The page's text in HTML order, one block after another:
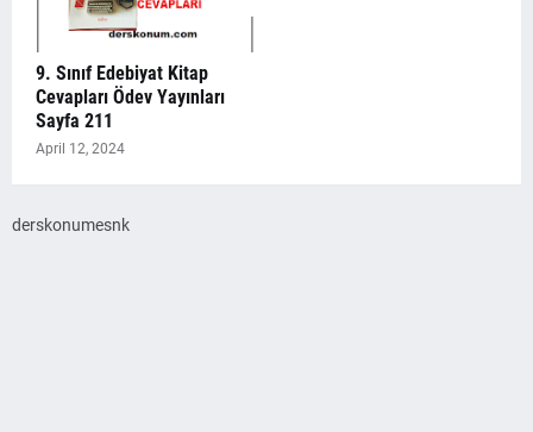
9. Sınıf Edebiyat Kitap
Cevapları Ödev Yayınları
Sayfa 211
April 12, 2024
derskonumesnk